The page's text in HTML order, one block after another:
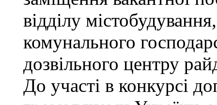
відділу
комунального
дозвільного центру
До участі в конкурсі